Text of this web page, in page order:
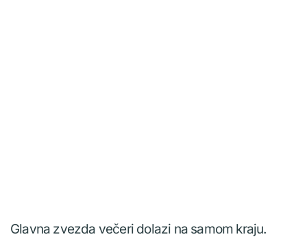
Glavna zvezda večeri dolazi na samom kraju.